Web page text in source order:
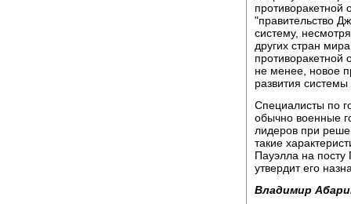
"правительство
систему,
других стран
противоракетной
не менее, новое
развития
Специалисты по
обычно военные
лидеров при
такие
Пауэлла на посту
утвердит его
Владимир